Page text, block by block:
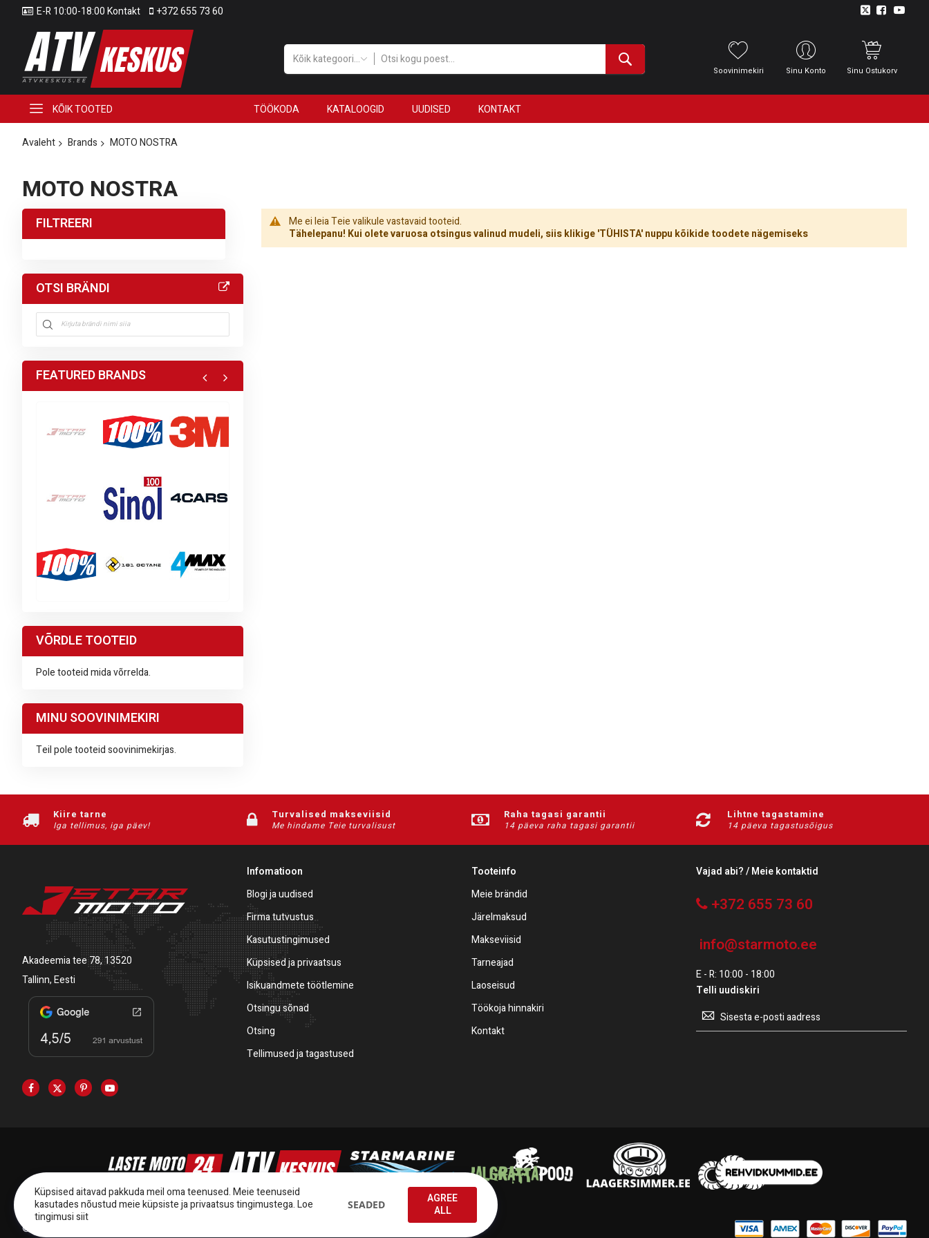
E-R 10:00-18:00 Kontakt +372 655 73 60
Kõik kategooriad
Soovinimekiri Sinu Konto Sinu Ostukorv
KÕIK TOOTED TÖÖKODA KATALOOGID UUDISED KONTAKT
Avaleht Brands MOTO NOSTRA
MOTO NOSTRA
Me ei leia Teie valikule vastavaid tooteid.
Tähelepanu! Kui olete varuosa otsingus valinud mudeli, siis klikige 'TÜHISTA' nuppu kõikide toodete nägemiseks
FILTREERI
OTSI BRÄNDI
FEATURED BRANDS
VÕRDLE TOOTEID
Pole tooteid mida võrrelda.
MINU SOOVINIMEKIRI
Teil pole tooteid soovinimekirjas.
Kiire tarne
Iga tellimus, iga päev!
Turvalised makseviisid
Me hindame Teie turvalisust
Raha tagasi garantii
14 päeva raha tagasi garantii
Lihtne tagastamine
14 päeva tagastusõigus
Akadeemia tee 78, 13520
Tallinn, Eesti
Infomatioon
Blogi ja uudised
Firma tutvustus
Kasutustingimused
Küpsised ja privaatsus
Isikuandmete töötlemine
Otsingu sõnad
Otsing
Tellimused ja tagastused
Tooteinfo
Meie brändid
Järelmaksud
Makseviisid
Tarneajad
Laoseisud
Töökoja hinnakiri
Kontakt
Vajad abi? / Meie kontaktid
+372 655 73 60
info@starmoto.ee
E - R: 10:00 - 18:00
Telli uudiskiri
Telli
uudiskiri:
© 2014-2025 Starmoto OÜ
Küpsised aitavad pakkuda meil oma teenused. Meie teenuseid
kasutades nõustud meie küpsiste ja privaatsus tingimustega.Loe
tingimusi siit
SEADED
AGREE
ALL